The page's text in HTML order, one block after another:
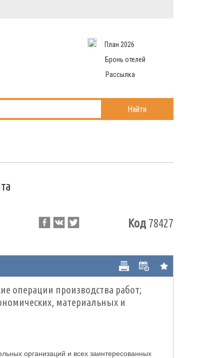
Запомнить меня
Войти в кабинет
План 2026
Бронь отелей
Рассылка
Найти
Код78427
операции производства работ;
материальных и
организаций и всех заинтересованных